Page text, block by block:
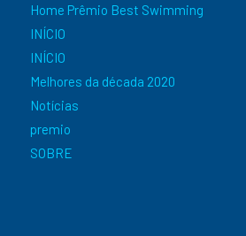
Home Prêmio Best Swimming
INÍCIO
INÍCIO
Melhores da década 2020
Notícias
premio
SOBRE